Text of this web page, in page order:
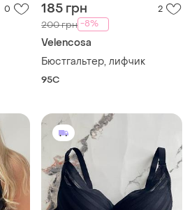
0 185 грн 2
200 грн -8%
Velencosa
Бюстгальтер, лифчик
95C